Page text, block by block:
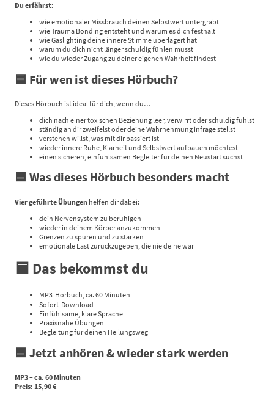
Du erfährst:
wie emotionaler Missbrauch deinen Selbstwert untergräbt
wie Trauma Bonding entsteht und warum es dich festhält
wie Gaslighting deine innere Stimme überlagert hat
warum du dich nicht länger schuldig fühlen musst
wie du wieder Zugang zu deiner eigenen Wahrheit findest
🟦 Für wen ist dieses Hörbuch?
Dieses Hörbuch ist ideal für dich, wenn du…
dich nach einer toxischen Beziehung leer, verwirrt oder schuldig fühlst
ständig an dir zweifelst oder deine Wahrnehmung infrage stellst
verstehen willst, was mit dir passiert ist
wieder innere Ruhe, Klarheit und Selbstwert aufbauen möchtest
einen sicheren, einfühlsamen Begleiter für deinen Neustart suchst
🟦 Was dieses Hörbuch besonders macht
Vier geführte Übungen helfen dir dabei:
dein Nervensystem zu beruhigen
wieder in deinem Körper anzukommen
Grenzen zu spüren und zu stärken
emotionale Last zurückzugeben, die nie deine war
🟦 Das bekommst du
MP3‑Hörbuch, ca. 60 Minuten
Sofort-Download
Einfühlsame, klare Sprache
Praxisnahe Übungen
Begleitung für deinen Heilungsweg
🟦 Jetzt anhören & wieder stark werden
MP3 – ca. 60 Minuten
Preis: 15,90 €